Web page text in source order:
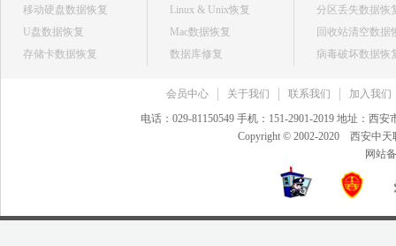
移动硬盘数据恢复
U盘数据恢复
存储卡数据恢复
Linux & Unix恢复
Mac数据恢复
数据库修复
分区丢失数据恢
回收站清空数据
病毒破坏数据恢
会员中心 关于我们 联系我们
加入我们
电话：029-81150549 手机：151-2901-2019 地址：西
Copyright © 2002-2020 西安中
网站